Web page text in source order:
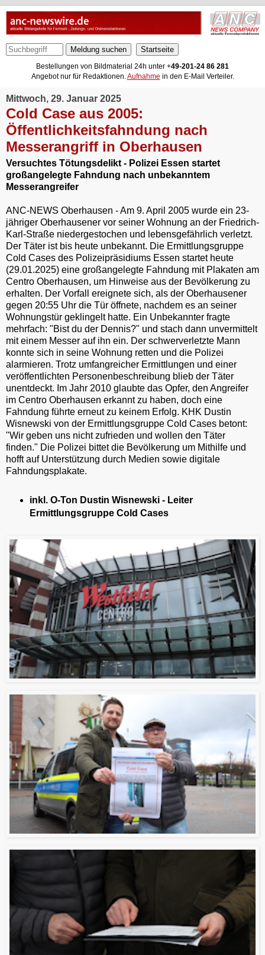
Meldung suchen
Bestellungen von Bildmaterial 24h unter +49-201-24 86 281
Angebot nur für Redaktionen.Aufnahme in den E-Mail Verteiler.
Mittwoch, 29. Januar 2025
Cold Case aus 2005:
Öffentlichkeitsfahndung nach
Messerangriff in Oberhausen
Versuchtes Tötungsdelikt - Polizei Essen startet
großangelegte Fahndung nach unbekanntem
Messerangreifer
ANC-NEWS Oberhausen - Am 9. April 2005 wurde ein 23-
jähriger Oberhausener vor seiner Wohnung an der Friedrich-
Karl-Straße niedergestochen und lebensgefährlich verletzt.
Der Täter ist bis heute unbekannt. Die Ermittlungsgruppe
Cold Cases des Polizeipräsidiums Essen startet heute
(29.01.2025) eine großangelegte Fahndung mit Plakaten am
Centro Oberhausen, um Hinweise aus der Bevölkerung zu
erhalten. Der Vorfall ereignete sich, als der Oberhausener
gegen 20:55 Uhr die Tür öffnete, nachdem es an seiner
Wohnungstür geklingelt hatte. Ein Unbekannter fragte
mehrfach: "Bist du der Dennis?" und stach dann unvermittelt
mit einem Messer auf ihn ein. Der schwerverletzte Mann
konnte sich in seine Wohnung retten und die Polizei
alarmieren. Trotz umfangreicher Ermittlungen und einer
veröffentlichten Personenbeschreibung blieb der Täter
unentdeckt. Im Jahr 2010 glaubte das Opfer, den Angreifer
im Centro Oberhausen erkannt zu haben, doch eine
Fahndung führte erneut zu keinem Erfolg. KHK Dustin
Wisnewski von der Ermittlungsgruppe Cold Cases betont:
"Wir geben uns nicht zufrieden und wollen den Täter
finden." Die Polizei bittet die Bevölkerung um Mithilfe und
hofft auf Unterstützung durch Medien sowie digitale
Fahndungsplakate.
inkl. O-Ton Dustin Wisnewski - Leiter
Ermittlungsgruppe Cold Cases